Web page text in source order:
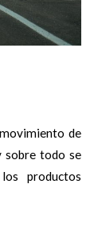
de
sobre todo se
productos